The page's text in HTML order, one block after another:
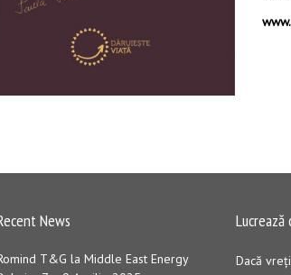
News
T&G la Middle East Energy
Lucrează
Dacă